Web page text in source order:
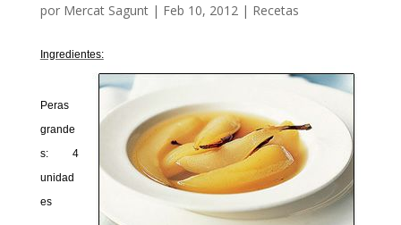
por Mercat Sagunt| Feb 10, 2012| Recetas
Ingredientes:
Peras
grande
s: 4
unidad
es